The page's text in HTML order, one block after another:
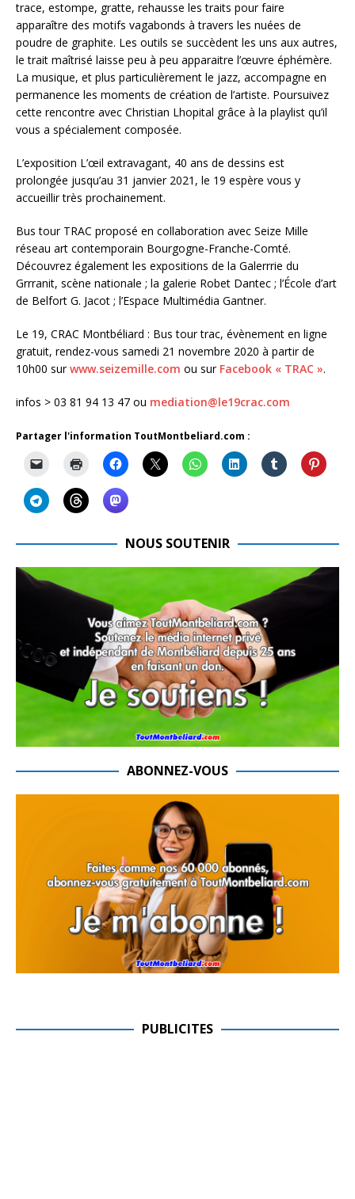
trace, estompe, gratte, rehausse les traits pour faire
apparaître des motifs vagabonds à travers les nuées de
poudre de graphite. Les outils se succèdent les uns aux autres,
le trait maîtrisé laisse peu à peu apparaitre l’œuvre éphémère.
La musique, et plus particulièrement le jazz, accompagne en
permanence les moments de création de l’artiste. Poursuivez
cette rencontre avec Christian Lhopital grâce à la playlist qu’il
vous a spécialement composée.
L’exposition L’œil extravagant, 40 ans de dessins est
prolongée jusqu’au 31 janvier 2021, le 19 espère vous y
accueillir très prochainement.
Bus tour TRAC proposé en collaboration avec Seize Mille
réseau art contemporain Bourgogne-Franche-Comté.
Découvrez également les expositions de la Galerrrie du
Grrranit, scène nationale ; la galerie Robet Dantec ; l’École d’art
de Belfort G. Jacot ; l’Espace Multimédia Gantner.
Le 19, CRAC Montbéliard : Bus tour trac, évènement en ligne
gratuit, rendez-vous samedi 21 novembre 2020 à partir de
10h00 surwww.seizemille.com ou sur Facebook « TRAC ».
infos > 03 81 94 13 47 ou mediation@le19crac.com
Partager l'information ToutMontbeliard.com :
NOUS SOUTENIR
ABONNEZ-VOUS
PUBLICITES